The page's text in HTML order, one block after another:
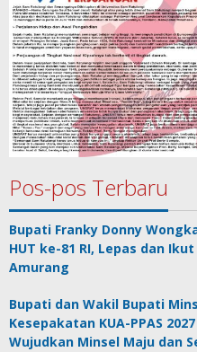
Pos-pos Terbaru
Bupati Franky Donny
HUT ke-81 RI, Lepas dan
Amurang
Bupati dan Wakil Bupati
Kesepakatan KUA-PPAS
Wujudkan Minsel Maju dan